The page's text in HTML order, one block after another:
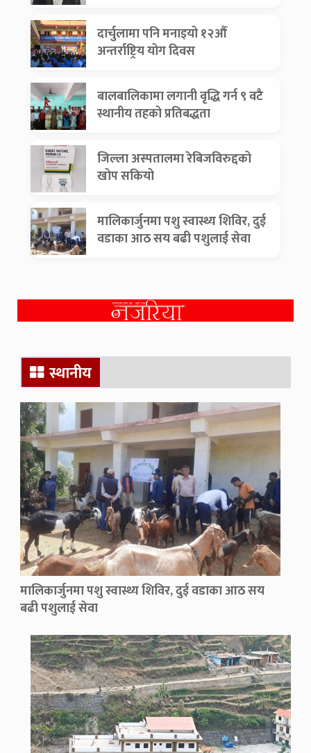
दार्चुलामा पनि मनाइयो १२औँ
अन्तर्राष्ट्रिय योग दिवस
बालबालिकामा लगानी वृद्धि गर्न ९ वटै
स्थानीय तहको प्रतिबद्धता
जिल्ला अस्पतालमा रेबिजविरुद्दको
खोप सकियो
मालिकार्जुनमा पशु स्वास्थ्य शिविर, दुई
वडाका आठ सय बढी पशुलाई सेवा
स्थानीय
मालिकार्जुनमा पशु स्वास्थ्य शिविर, दुई वडाका आठ सय
बढी पशुलाई सेवा